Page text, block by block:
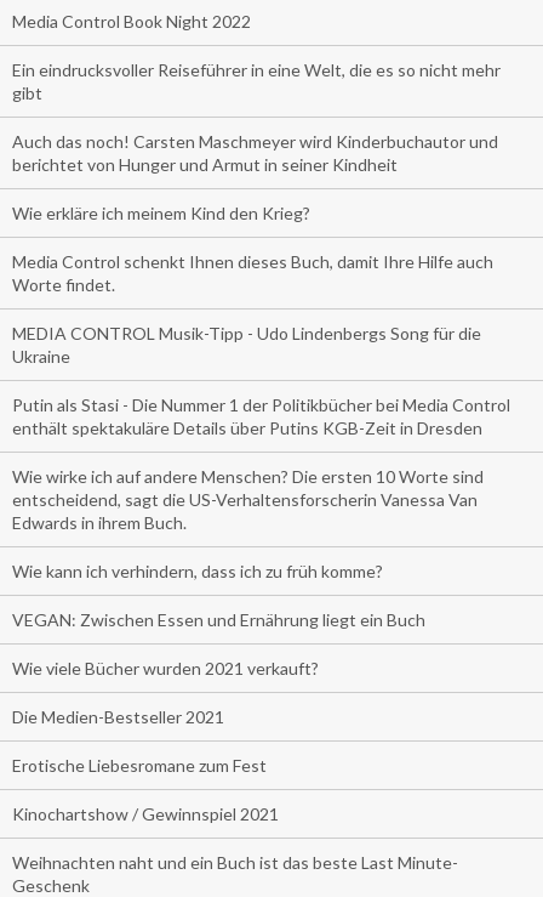
Media Control Book Night 2022
Ein eindrucksvoller Reiseführer in eine Welt, die es so nicht mehr
gibt
Auch das noch! Carsten Maschmeyer wird Kinderbuchautor und
berichtet von Hunger und Armut in seiner Kindheit
Wie erkläre ich meinem Kind den Krieg?
Media Control schenkt Ihnen dieses Buch, damit Ihre Hilfe auch
Worte findet.
MEDIA CONTROL Musik-Tipp - Udo Lindenbergs Song für die
Ukraine
Putin als Stasi - Die Nummer 1 der Politikbücher bei Media Control
enthält spektakuläre Details über Putins KGB-Zeit in Dresden
Wie wirke ich auf andere Menschen? Die ersten 10 Worte sind
entscheidend, sagt die US-Verhaltensforscherin Vanessa Van
Edwards in ihrem Buch.
Wie kann ich verhindern, dass ich zu früh komme?
VEGAN: Zwischen Essen und Ernährung liegt ein Buch
Wie viele Bücher wurden 2021 verkauft?
Die Medien-Bestseller 2021
Erotische Liebesromane zum Fest
Kinochartshow / Gewinnspiel 2021
Weihnachten naht und ein Buch ist das beste Last Minute-
Geschenk